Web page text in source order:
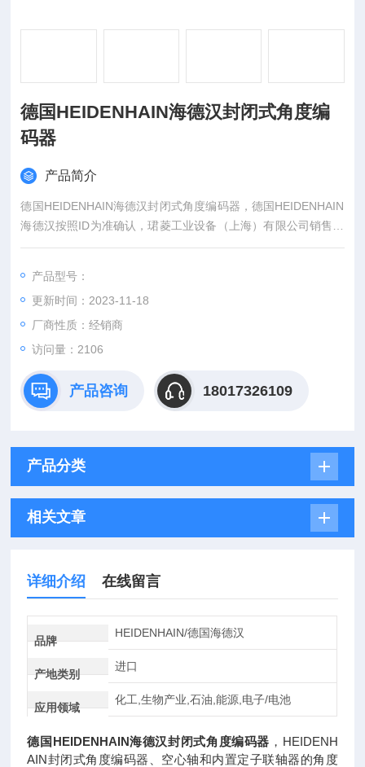
德国HEIDENHAIN海德汉封闭式角度编
码器
产品简介
德国HEIDENHAIN海德汉封闭式角度编码器，德国HEIDENHAIN
海德汉按照ID为准确认，珺菱工业设备（上海）有限公司销售德
国HEIDENHAIN海德汉全系列产品，欢迎来确认。
产品型号：
更新时间：2023-11-18
厂商性质：经销商
访问量：2106
产品咨询 18017326109
产品分类
相关文章
详细介绍 在线留言
品牌
HEIDENHAIN/德国海德汉
产地类别
进口
应用领域
化工,生物产业,石油,能源,电子/电池
德国HEIDENHAIN海德汉封闭式角度编码器 ，HEIDENH
AIN封闭式角度编码器、空心轴和内置定子联轴器的角度